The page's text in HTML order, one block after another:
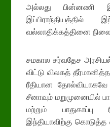
அல்லது பின்னணி
இப்பிராந்தியத்தில்
வல்லாதிக்கத்தினை
சமகால சர்வதேச
விட்டு விலகத்
ரீதியான
சீனாவும் மறுமுனையில்
மற்றும் பாதுகாப்பு
இந்தியாவிற்கு